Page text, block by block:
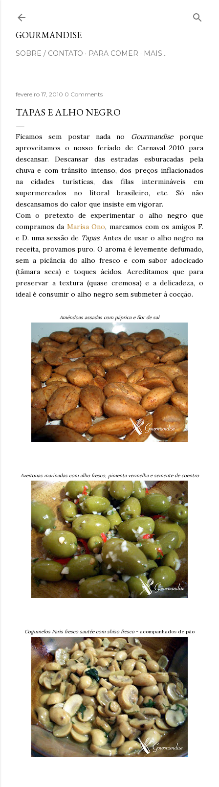
GOURMANDISE
SOBRE / CONTATO PARA COMER MAIS…
fevereiro 17, 2010 0 Comments
TAPAS E ALHO NEGRO
Ficamos sem postar nada no Gourmandiseporque
aproveitamos o nosso feriado de Carnaval 2010 para
descansar. Descansar das estradas esburacadas pela
chuva e com trânsito intenso, dos preços inflacionados
na cidades turísticas, das filas intermináveis em
supermercados no litoral brasileiro, etc. Só não
descansamos do calor que insiste em vigorar.
Com o pretexto de experimentar o alho negro que
compramos da Marisa Ono, marcamos com os amigos F.
e D. uma sessão de Tapas. Antes de usar o alho negro na
receita, provamos puro. O aroma é levemente defumado,
sem a picância do alho fresco e com sabor adocicado
(tâmara seca) e toques ácidos. Acreditamos que para
preservar a textura (quase cremosa) e a delicadeza, o
ideal é consumir o alho negro sem submeter à cocção.
Amêndoas assadas com páprica e flor de sal
Azeitonas marinadas com alho fresco, pimenta vermelha e semente de coentro
Cogumelos Paris fresco sautée com shiso fresco- acompanhados de pão